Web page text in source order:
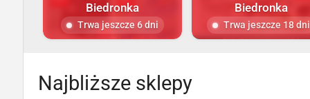
Biedronka
Trwa jeszcze 6 dni
Biedronka
Trwa jeszcze 18 dni
Najbliższe sklepy